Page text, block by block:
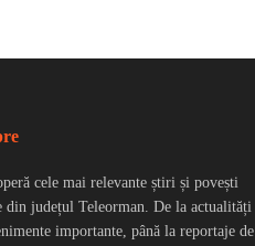
cele mai relevante știri și povești
din județul Teleorman. De la actualități
importante, până la reportaje de